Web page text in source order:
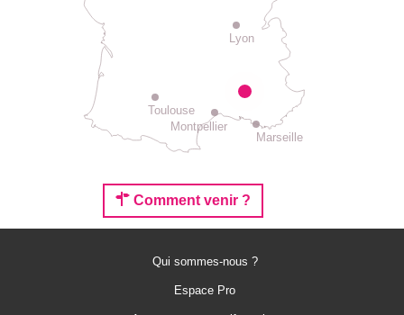
Lyon
Montpellier
Toulouse
Marseille
Comment venir ?
Qui sommes-nous ?
Espace Pro